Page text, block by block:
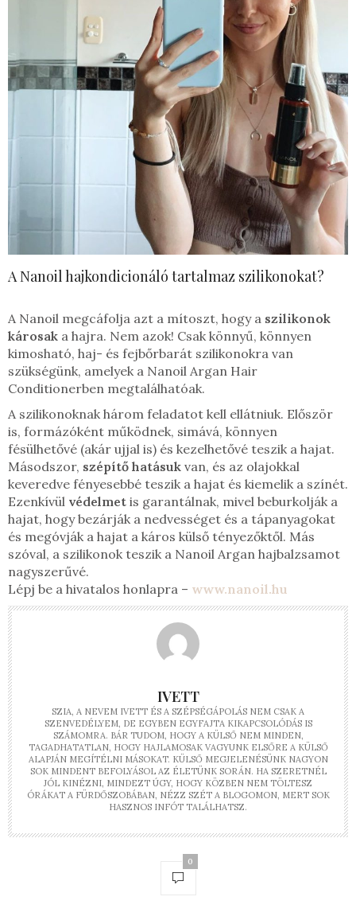
A Nanoil hajkondicionáló tartalmaz szilikonokat?
A Nanoil megcáfolja azt a mítoszt, hogy a szilikonok
károsak a hajra. Nem azok! Csak könnyű, könnyen
kimosható, haj- és fejbőrbarát szilikonokra van
szükségünk, amelyek a Nanoil Argan Hair
Conditionerben megtalálhatóak.
A szilikonoknak három feladatot kell ellátniuk. Először
is, formázóként működnek, simává, könnyen
fésülhetővé (akár ujjal is) és kezelhetővé teszik a hajat.
Másodszor, szépítő hatásuk van, és az olajokkal
keveredve fényesebbé teszik a hajat és kiemelik a színét.
Ezenkívül védelmet is garantálnak, mivel beburkolják a
hajat, hogy bezárják a nedvességet és a tápanyagokat
és megóvják a hajat a káros külső tényezőktől. Más
szóval, a szilikonok teszik a Nanoil Argan hajbalzsamot
nagyszerűvé.
Lépj be a hivatalos honlapra – www.nanoil.hu
IVETT
SZIA, A NEVEM IVETT ÉS A SZÉPSÉGÁPOLÁS NEM CSAK A
SZENVEDÉLYEM, DE EGYBEN EGYFAJTA KIKAPCSOLÓDÁS IS
SZÁMOMRA. BÁR TUDOM, HOGY A KÜLSŐ NEM MINDEN,
TAGADHATATLAN, HOGY HAJLAMOSAK VAGYUNK ELSŐRE A KÜLSŐ
ALAPJÁN MEGÍTÉLNI MÁSOKAT. KÜLSŐ MEGJELENÉSÜNK NAGYON
SOK MINDENT BEFOLYÁSOL AZ ÉLETÜNK SORÁN. HA SZERETNÉL
JÓL KINÉZNI, MINDEZT ÚGY, HOGY KÖZBEN NEM TÖLTESZ
ÓRÁKAT A FÜRDŐSZOBÁBAN, NÉZZ SZÉT A BLOGOMON, MERT SOK
HASZNOS INFÓT TALÁLHATSZ.
0